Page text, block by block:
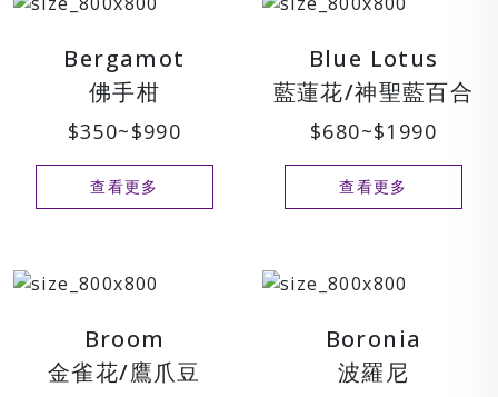
Bergamot
佛手柑
$350~$990
查看更多
Blue Lotus
藍蓮花/神聖藍百合
$680~$1990
查看更多
Broom
金雀花/鷹爪豆
Boronia
波羅尼